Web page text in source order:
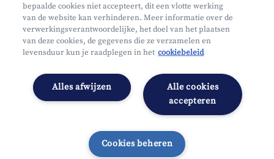
Privacy
Juridische info
Onderworpen aan de controle van CDZ
Toegankelijkheidsverklaring
Cookies beheren
bepaalde cookies niet accepteert, dit een vlotte werking
van de website kan verhinderen. Meer informatie over de
verwerkingsverantwoordelijke, het doel van het plaatsen
van deze cookies, de gegevens die ze verzamelen en
levensduur kun je raadplegen in het cookiebeleid
Alle cookies
accepteren
Alles afwijzen
Cookies beheren